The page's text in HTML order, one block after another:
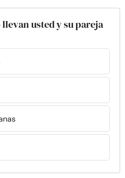
usted y su pareja